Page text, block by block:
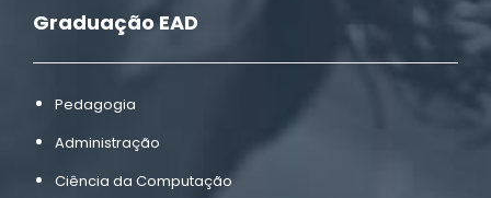
Graduação EAD
Pedagogia
Administração
Ciência da Computação